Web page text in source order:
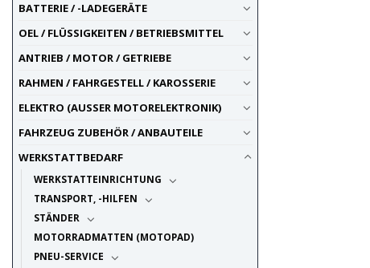
BATTERIE / -LADEGERÄTE
OEL / FLÜSSIGKEITEN / BETRIEBSMITTEL
ANTRIEB / MOTOR / GETRIEBE
RAHMEN / FAHRGESTELL / KAROSSERIE
ELEKTRO (AUSSER MOTORELEKTRONIK)
FAHRZEUG ZUBEHÖR / ANBAUTEILE
WERKSTATTBEDARF
WERKSTATTEINRICHTUNG
TRANSPORT, -HILFEN
STÄNDER
MOTORRADMATTEN (MOTOPAD)
PNEU-SERVICE